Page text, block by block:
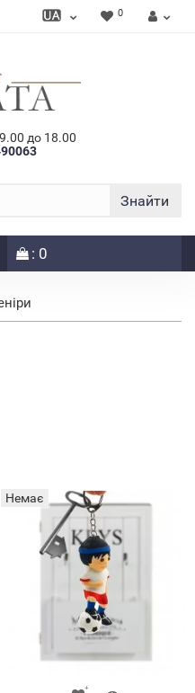
0
до 18.00
Знайти
: 0
Немає